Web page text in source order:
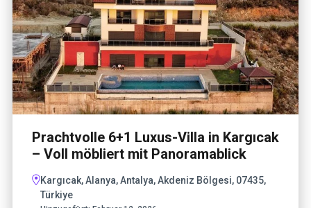
Prachtvolle 6+1 Luxus-Villa in Kargıcak
– Voll möbliert mit Panoramablick
Kargıcak, Alanya, Antalya, Akdeniz Bölgesi, 07435,
Türkiye